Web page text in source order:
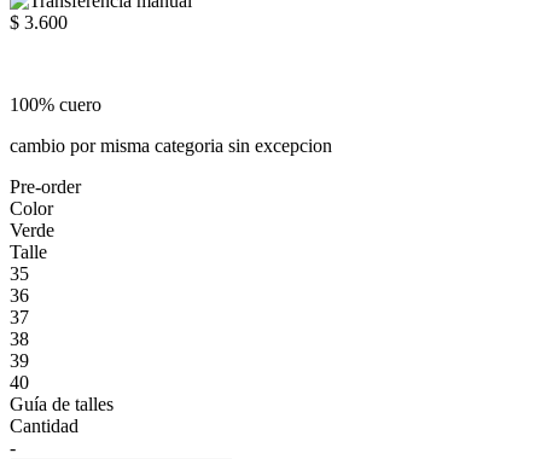
$ 3.600
100% cuero
cambio por misma categoria sin excepcion
Pre-order
Color
Verde
Talle
35
36
37
38
39
40
Guía de talles
Cantidad
-